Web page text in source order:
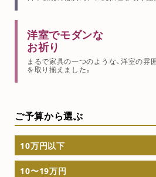
洋室でモダンな
お祈り
まるで家具の一つのような、洋室の雰
を取り揃えました。
ご予算から選ぶ
10万円以下
10〜19万円